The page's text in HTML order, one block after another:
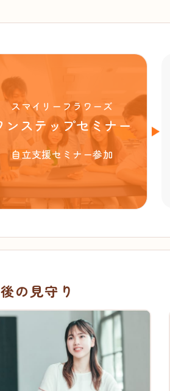
スマイリーフラワーズ
ンステップセミナー
自立支援セミナー参加
の見守り